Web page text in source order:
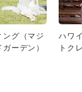
ング（マジ
ーデン）
ハワ
トク